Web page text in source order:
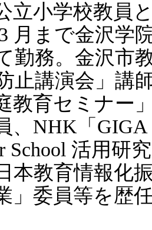
立小学校教員
月まで金沢学
勤務。金沢市
止講演会」講
教育セミナー
、NHK「
School 活用研
本教育情報化
」委員等を歴